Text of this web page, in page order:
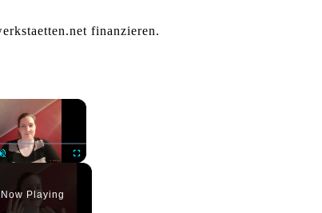
finanzieren.
×
Fullscreen
Now Playing